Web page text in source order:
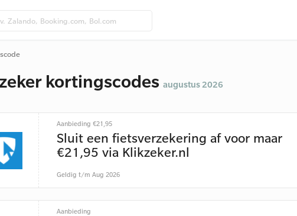
kortingscodes augustus 2026
Aanbieding €21,95
Sluit een fietsverzekering af voor maar
€21,95 via Klikzeker.nl
Geldig t/m Aug 2026
Aanbieding